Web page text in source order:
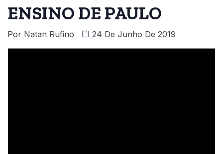
ENSINO DE PAULO
Por Natan Rufino 24 De Junho De 2019